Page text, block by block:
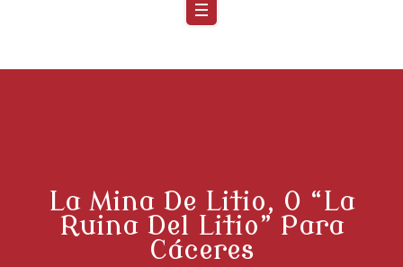
La Mina De Litio, O “la
Ruina Del Litio” Para
Cáceres